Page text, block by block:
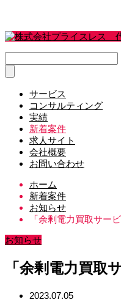
サービス
コンサルティング
実績
新着案件
求人サイト
会社概要
お問い合わせ
ホーム
新着案件
お知らせ
「余剰電力買取サー
お知らせ
「余剰電力買取
2023.07.05